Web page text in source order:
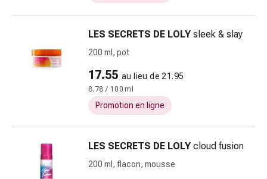
Inflammation
Pansements
ophtalmiques
oculaire
contre
LES SECRETS DE LOLY sleek & slay
200 ml, pot
17.55 au lieu de 21.95
8.78 / 100 ml
Promotion en ligne
LES SECRETS DE LOLY cloud fusion
200 ml, flacon, mousse